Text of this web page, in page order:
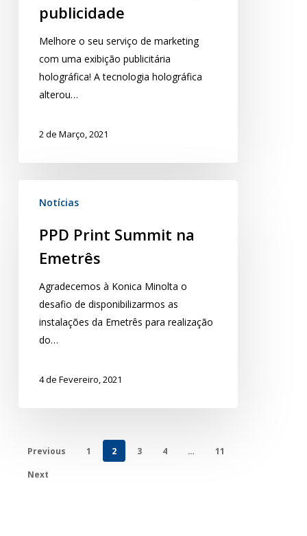
publicidade
Melhore o seu serviço de marketing
com uma exibição publicitária
holográfica! A tecnologia holográfica
alterou…
2 de Março, 2021
Notícias
PPD Print Summit na
Emetrês
Agradecemos à Konica Minolta o
desafio de disponibilizarmos as
instalações da Emetrês para realização
do…
4 de Fevereiro, 2021
Previous 1 2 3 4 …
11
Next